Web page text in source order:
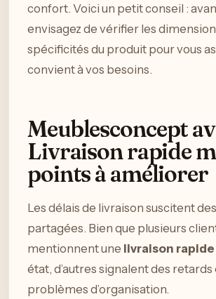
confort. Voici un petit conseil :
envisagez de vérifier les
spécificités du produit pour vous
convient à vos besoins.
Meublesconcept
Livraison rapide
points à améliorer
Les délais de livraison suscitent
partagées. Bien que plusieurs
mentionnent une livraison rapide
état, d’autres signalent des retards
problèmes d’organisation.